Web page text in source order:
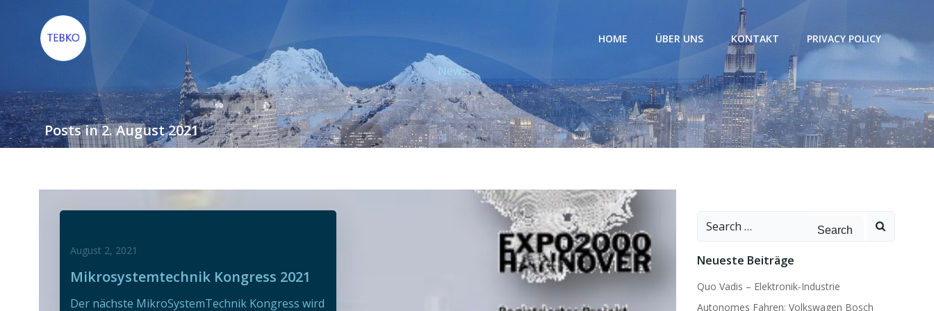
springen
HOME ÜBER UNS KONTAKT PRIVACY POLICY
News
Posts in 2. August 2021
August 2, 2021
Mikrosystemtechnik Kongress 2021
Der nächste MikroSystemTechnik Kongress wird
Search
Neueste Beiträge
Quo Vadis – Elektronik-Industrie
Autonomes Fahren: Volkswagen Bosch